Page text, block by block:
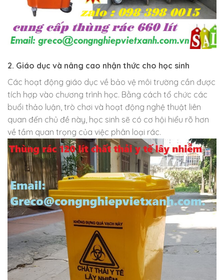
2. Giáo dục và nâng cao nhận thức cho học sinh
Các hoạt động giáo dục về bảo vệ môi trường cần được
tích hợp vào chương trình học. Bằng cách tổ chức các
buổi thảo luận, trò chơi và hoạt động nghệ thuật liên
quan đến chủ đề này, học sinh sẽ có cơ hội hiểu rõ hơn
về tầm quan trọng của việc phân loại rác.